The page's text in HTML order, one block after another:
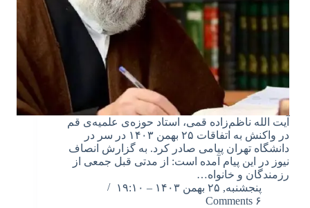
آیت الله ناظم‌زاده قمی، استاد حوزه‌ی علمیه‌ی قم
در واکنش به اتفاقات ۲۵ بهمن ۱۴۰۳ در سر در
دانشگاه تهران پیامی صادر کرد. به گزارش انصاف
نیوز در این پیام آمده است: از مدتی قبل جمعی از
رزمندگان و خانواه…
پنجشنبه, ۲۵ بهمن ۱۴۰۳ – ۱۹:۱۰
۶ Comments